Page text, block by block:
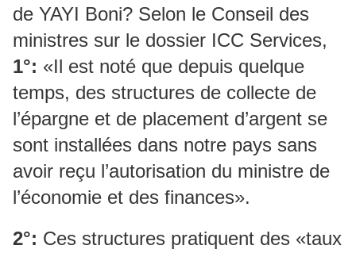
de YAYI Boni? Selon le Conseil des
ministres sur le dossier ICC Services,
1°: «Il est noté que depuis quelque
temps, des structures de collecte de
l’épargne et de placement d’argent se
sont installées dans notre pays sans
avoir reçu l’autorisation du ministre de
l’économie et des finances».
2°: Ces structures pratiquent des «taux